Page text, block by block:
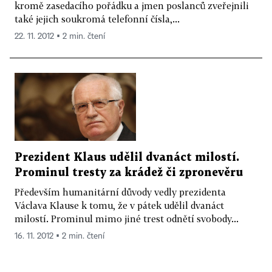
kromě zasedacího pořádku a jmen poslanců zveřejnili
také jejich soukromá telefonní čísla,...
22. 11. 2012 ▪ 2 min. čtení
Prezident Klaus udělil dvanáct milostí.
Prominul tresty za krádež či zpronevěru
Především humanitární důvody vedly prezidenta
Václava Klause k tomu, že v pátek udělil dvanáct
milostí. Prominul mimo jiné trest odnětí svobody...
16. 11. 2012 ▪ 2 min. čtení